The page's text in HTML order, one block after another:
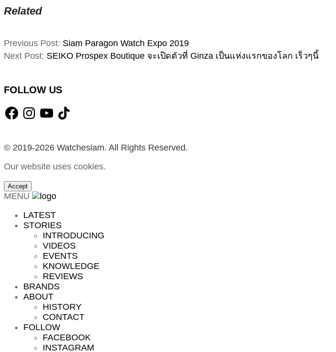
Related
2019-
07-
Previous Post: Siam Paragon Watch Expo 2019
Next Post: SEIKO Prospex Boutique จะเปิดตัวที่ Ginza เป็นแห่งแรกของโลก เร็วๆนี้
FOLLOW US
FacebookInstagramYouTube
TikTok
© 2019-2026 Watchesiam. All Rights Reserved.
Our website uses cookies.
Accept
MENU
LATEST
STORIES
INTRODUCING
VIDEOS
EVENTS
KNOWLEDGE
REVIEWS
BRANDS
ABOUT
HISTORY
CONTACT
FOLLOW
FACEBOOK
INSTAGRAM